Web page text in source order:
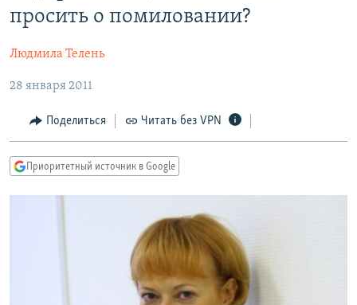
основному
Вернутся
навигации
Вернутся
поиску
АВТОРСКИЕ ПРОЕКТЫ
МНЕНИЯ
КУЛЬТУРА
IDEL.РЕАЛИИ
СЕВЕР.РЕАЛИИ
РАСПИСАНИЕ ВЕЩАНИЯ
ПОДПИШИТЕСЬ НА РАССЫЛКУ
просить о помиловании?
Людмила Телень
28 января 2011
Поделиться Читать без VPN
Приоритетный источник в Google